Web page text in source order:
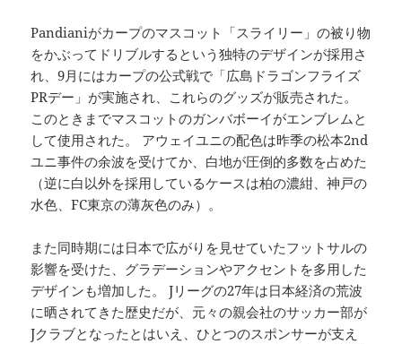
Pandianiがカープのマスコット「スライリー」の被り物
をかぶってドリブルするという独特のデザインが採用さ
れ、9月にはカープの公式戦で「広島ドラゴンフライズ
PRデー」が実施され、これらのグッズが販売された。
このときまでマスコットのガンバボーイがエンブレムと
して使用された。 アウェイユニの配色は昨季の松本2nd
ユニ事件の余波を受けてか、白地が圧倒的多数を占めた
（逆に白以外を採用しているケースは柏の濃紺、神戸の
水色、FC東京の薄灰色のみ）。
また同時期には日本で広がりを見せていたフットサルの
影響を受けた、グラデーションやアクセントを多用した
デザインも増加した。 Jリーグの27年は日本経済の荒波
に晒されてきた歴史だが、元々の親会社のサッカー部が
Jクラブとなったとはいえ、ひとつのスポンサーが支え